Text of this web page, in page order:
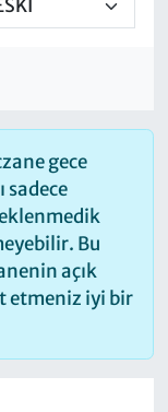
gece
sadece
Bu
açık
etmeniz iyi bir